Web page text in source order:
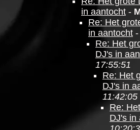
in aantocht -
Re: Het
in aantocht
Re: Het
DJ's in
17:55:51
Re: Het
DJ's in
11:42:05
Re:
DJ's in